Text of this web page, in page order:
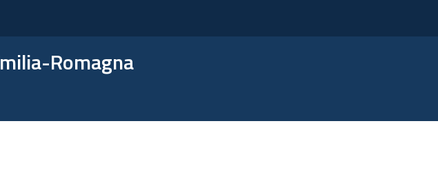
Romagna